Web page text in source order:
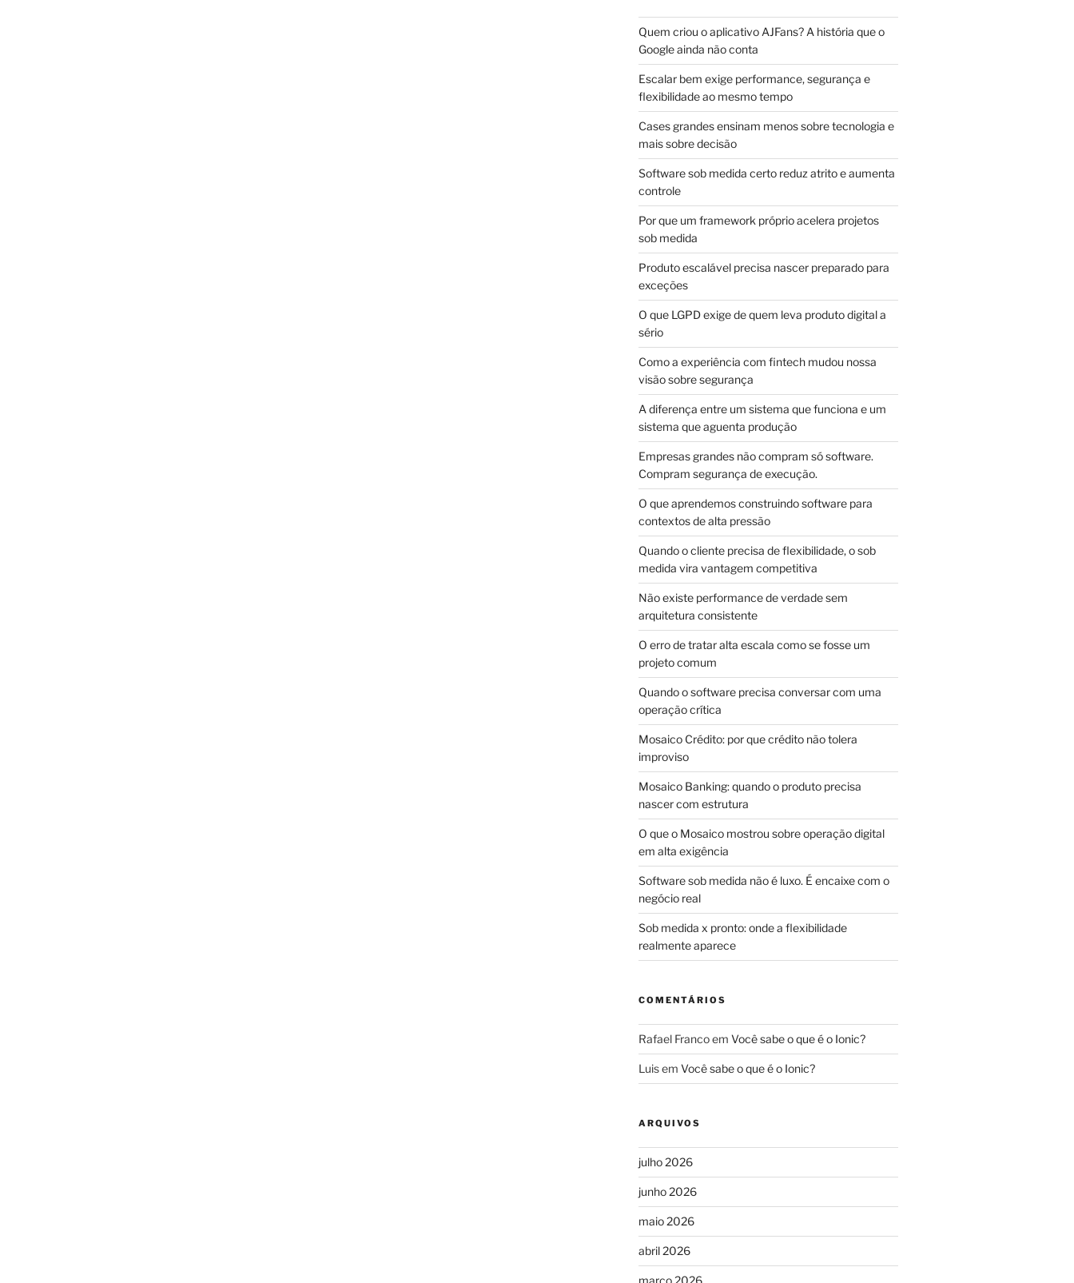
Quem criou o aplicativo AJFans? A história que o
Google ainda não conta
Escalar bem exige performance, segurança e
flexibilidade ao mesmo tempo
Cases grandes ensinam menos sobre tecnologia e
mais sobre decisão
Software sob medida certo reduz atrito e aumenta
controle
Por que um framework próprio acelera projetos
sob medida
Produto escalável precisa nascer preparado para
exceções
O que LGPD exige de quem leva produto digital a
sério
Como a experiência com fintech mudou nossa
visão sobre segurança
A diferença entre um sistema que funciona e um
sistema que aguenta produção
Empresas grandes não compram só software.
Compram segurança de execução.
O que aprendemos construindo software para
contextos de alta pressão
Quando o cliente precisa de flexibilidade, o sob
medida vira vantagem competitiva
Não existe performance de verdade sem
arquitetura consistente
O erro de tratar alta escala como se fosse um
projeto comum
Quando o software precisa conversar com uma
operação crítica
Mosaico Crédito: por que crédito não tolera
improviso
Mosaico Banking: quando o produto precisa
nascer com estrutura
O que o Mosaico mostrou sobre operação digital
em alta exigência
Software sob medida não é luxo. É encaixe com o
negócio real
Sob medida x pronto: onde a flexibilidade
realmente aparece
COMENTÁRIOS
Rafael Francoem Você sabe o que é o Ionic?
Luisem Você sabe o que é o Ionic?
ARQUIVOS
julho 2026
junho 2026
maio 2026
abril 2026